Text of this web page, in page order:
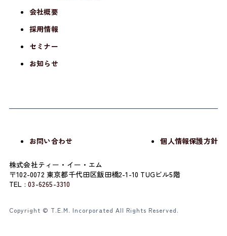
会社概要
採用情報
セミナー
お知らせ
株式会社ティー・イー・エム
〒102-0072 東京都千代田区飯田橋2-1-10 TUGビル5階
TEL :03-6265-3310
お問い合わせ 個人情報保護方針
Copyright © T.E.M. Incorporated All Rights Reserved.